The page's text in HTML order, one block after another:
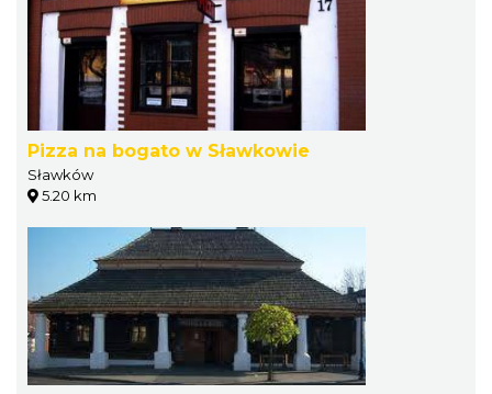
Pizza na bogato w Sławkowie
Sławków
5.20 km